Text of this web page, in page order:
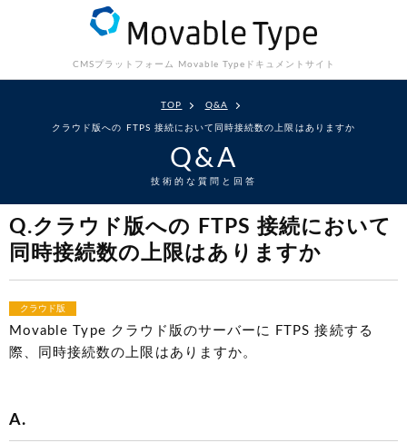
CMSプラットフォーム Movable Type ドキュメントサイト
TOP Q&A
クラウド版への FTPS 接続において同時接続数の上限はありますか
Q&A
技術的な質問と回答
Q.クラウド版への FTPS 接続において
同時接続数の上限はありますか
クラウド版
Movable Type クラウド版のサーバーに FTPS 接続する
際、同時接続数の上限はありますか。
A.